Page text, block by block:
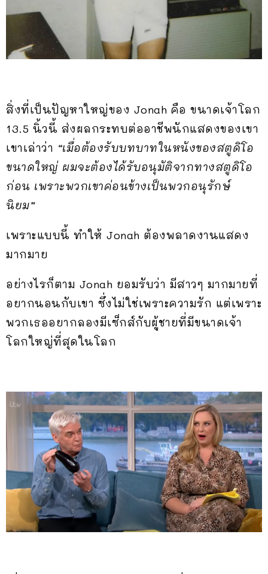
สิ่งที่เป็นปัญหาใหญ่ของ Jonah คือ ขนาดเจ้าโลก
13.5 นิ้วนี้ ส่งผลกระทบต่ออาชีพนักแสดงของเขา
เขาเล่าว่า “เมื่อต้องรับบทบาทในหนังของสตูดิโอ
ขนาดใหญ่ ผมจะต้องได้รับอนุมัติจากทางสตูดิโอ
ก่อน เพราะพวกเขาค่อนข้างเป็นพวกอนุรักษ์
นิยม”
เพราะแบบนี้ ทำให้ Jonah ต้องพลาดงานแสดง
มากมาย
อย่างไรก็ตาม Jonah ยอมรับว่า มีสาวๆ มากมายที่
อยากนอนกับเขา ซึ่งไม่ใช่เพราะความรัก แต่เพราะ
พวกเธออยากลองมีเซ็กส์กับผู้ชายที่มีขนาดเจ้า
โลกใหญ่ที่สุดในโลก